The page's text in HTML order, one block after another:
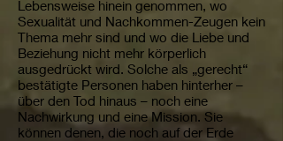
Lebensweise hinein genommen, wo
Sexualität und Nachkommen-Zeugen kein
Thema mehr sind und wo die Liebe und
Beziehung nicht mehr körperlich
ausgedrückt wird. Solche als „gerecht“
bestätigte Personen haben hinterher –
über den Tod hinaus – noch eine
Nachwirkung und eine Mission. Sie
können denen, die noch auf der Erde